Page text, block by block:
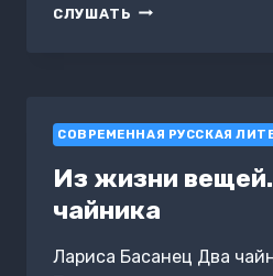
СЛУШАТЬ САЛОМЕЯ
СОВРЕМЕННАЯ РУССКАЯ
Из жизни
чайника
Лариса Басанец Два